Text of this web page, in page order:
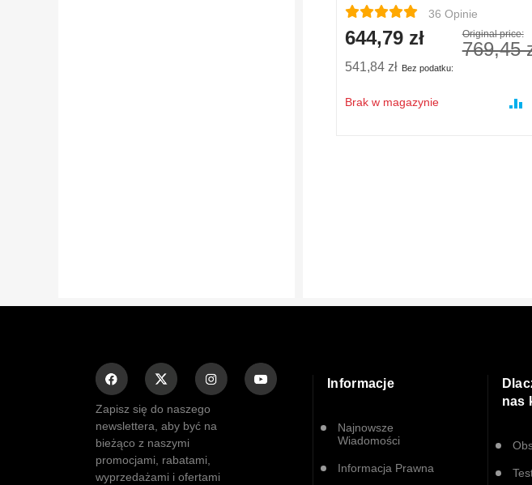
Ocena:
36 Opinie
Original price:
769,45
Special
Price
644,79 zł
541,84 zł
Brak w magazynie
Zapisz się do naszego
newslettera, aby być na
bieżąco z naszymi
promocjami, rabatami,
wyprzedażami i ofertami
Informacje
Najnowsze
Wiadomości
Informacja Prawna
nas